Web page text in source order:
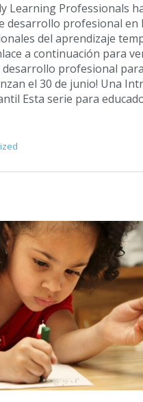
Learning Professionals
desarrollo profesional en
del aprendizaje
a continuación para
desarrollo profesional
el 30 de junio! Una
Esta serie para